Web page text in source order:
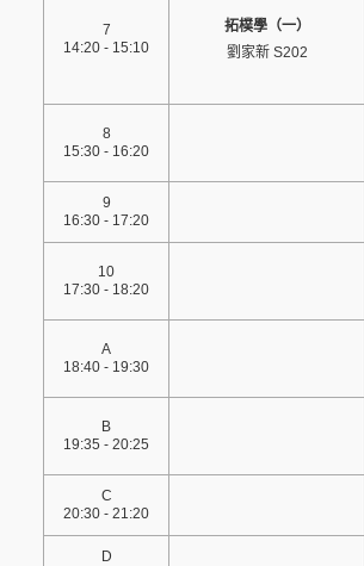
7
14:20 - 15:10
拓樸學（一）
劉家新 S202
8
15:30 - 16:20
9
16:30 - 17:20
10
17:30 - 18:20
A
18:40 - 19:30
B
19:35 - 20:25
C
20:30 - 21:20
D